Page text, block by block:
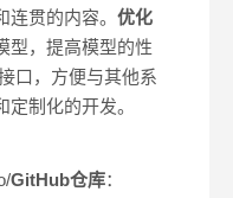
贯的内容。 优化
型，提高模型的性
口，方便与其他系
制化的开发。
GitHub仓库：